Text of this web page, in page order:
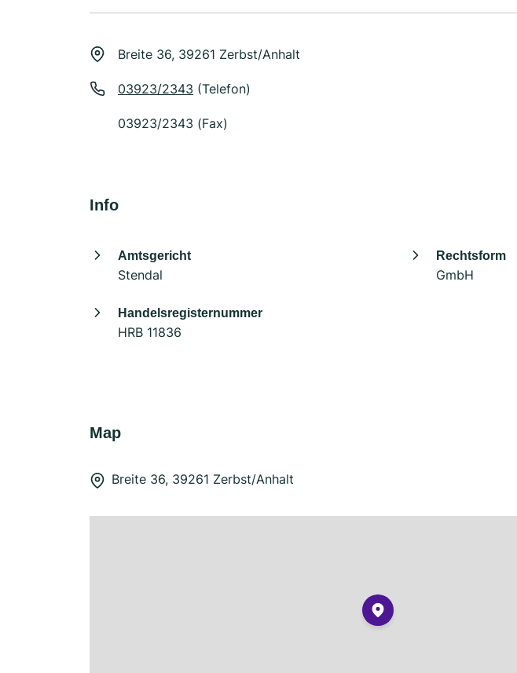
Breite 36, 39261 Zerbst/Anhalt
03923/2343 (Telefon)
03923/2343 (Fax)
Info
Amtsgericht
Stendal
Rechtsform
GmbH
Handelsregisternummer
HRB 11836
Map
Breite 36, 39261 Zerbst/Anhalt